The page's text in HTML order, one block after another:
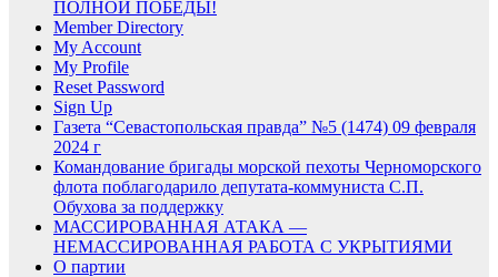
ПОЛНОЙ ПОБЕДЫ!
Member Directory
My Account
My Profile
Reset Password
Sign Up
Газета “Севастопольская правда” №5 (1474) 09 февраля
2024 г
Командование бригады морской пехоты Черноморского
флота поблагодарило депутата-коммуниста С.П.
Обухова за поддержку
МАССИРОВАННАЯ АТАКА —
НЕМАССИРОВАННАЯ РАБОТА С УКРЫТИЯМИ
О партии